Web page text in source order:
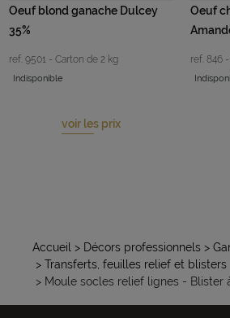
Oeuf blond ganache Dulcey
35%
ref. 9501 - Carton de 2 kg
Indisponible
voir les prix
Oeuf
ref. 846
Accueil > Décors professionnels >
> Transferts, feuilles relief et blisters
> Moule socles relief lignes - Blister